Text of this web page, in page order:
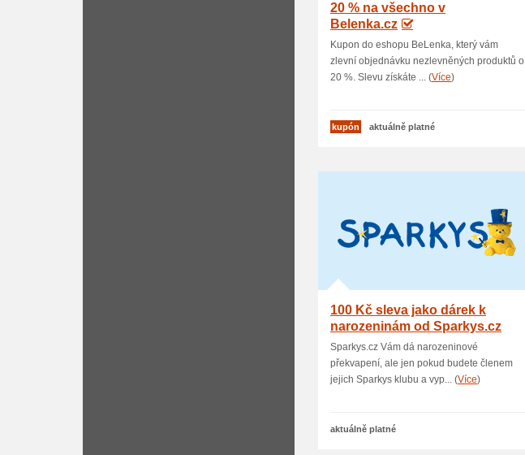
20 % na všechno v
Belenka.cz
Kupon do eshopu BeLenka, který vám
zlevní objednávku nezlevněných produktů o
20 %. Slevu získáte ... (Více)
kupón aktuálně platné
100 Kč sleva jako dárek k
narozeninám od Sparkys.cz
Sparkys.cz Vám dá narozeninové
překvapení, ale jen pokud budete členem
jejich Sparkys klubu a vyp... (Více)
aktuálně platné